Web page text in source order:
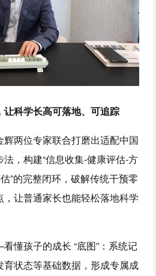
科学长高可落地、可追踪
两位专家联合打磨出适配中国
，构建“信息收集-健康评估-方
”的完整闭环，破解传统干预零
让普通家长也能轻松落地科学
懂孩子的成长 “底图”：系统记
状态等基础数据，形成专属成